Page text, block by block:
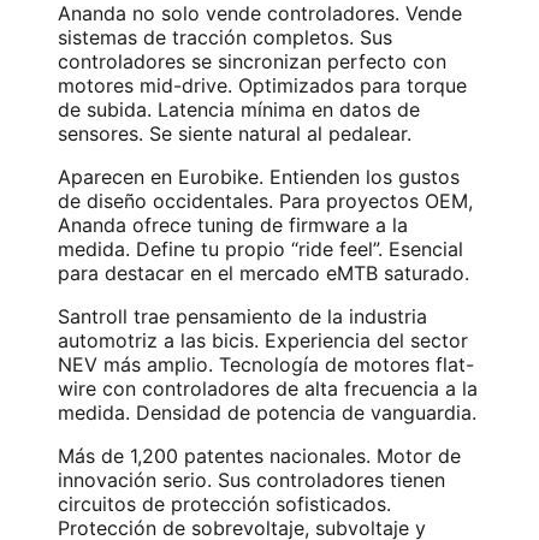
Ananda no solo vende controladores. Vende
sistemas de tracción completos. Sus
controladores se sincronizan perfecto con
motores mid-drive. Optimizados para torque
de subida. Latencia mínima en datos de
sensores. Se siente natural al pedalear.
Aparecen en Eurobike. Entienden los gustos
de diseño occidentales. Para proyectos OEM,
Ananda ofrece tuning de firmware a la
medida. Define tu propio “ride feel”. Esencial
para destacar en el mercado eMTB saturado.
Santroll trae pensamiento de la industria
automotriz a las bicis. Experiencia del sector
NEV más amplio. Tecnología de motores flat-
wire con controladores de alta frecuencia a la
medida. Densidad de potencia de vanguardia.
Más de 1,200 patentes nacionales. Motor de
innovación serio. Sus controladores tienen
circuitos de protección sofisticados.
Protección de sobrevoltaje, subvoltaje y